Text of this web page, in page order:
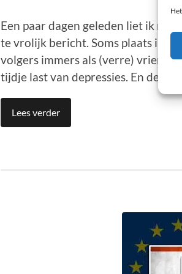
Een paar dagen geleden liet ik
te vrolijk bericht. Soms plaats ik
volgers immers als (verre)
tijdje last van depressies. En
Lees verder